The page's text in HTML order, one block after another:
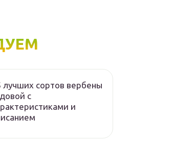
лучших сортов вербены
с
и